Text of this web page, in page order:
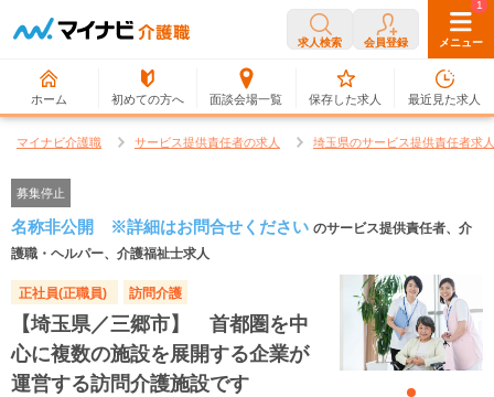
求人検索 会員登録 メニュー
ホーム 初めての方へ 面談会場一覧
0
保存した求人
1
最近見た求人
マイナビ介護職 サービス提供責任者の求人 埼玉県のサービス提供責任者求人
募集停止
名称非公開 ※詳細はお問合せください のサービス提供責任者、介
護職・ヘルパー、介護福祉士求人
正社員(正職員) 訪問介護
【埼玉県／三郷市】 首都圏を中
心に複数の施設を展開する企業が
運営する訪問介護施設です